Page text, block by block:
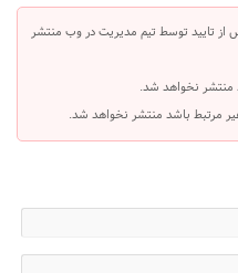
تایید توسط تیم مدیریت در وب منتشر
منتشر نخواهد شد.
مرتبط باشد منتشر نخواهد شد.